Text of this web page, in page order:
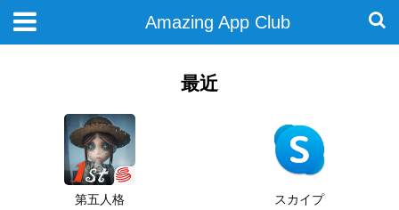
Amazing App Club
最近
第五人格 スカイプ